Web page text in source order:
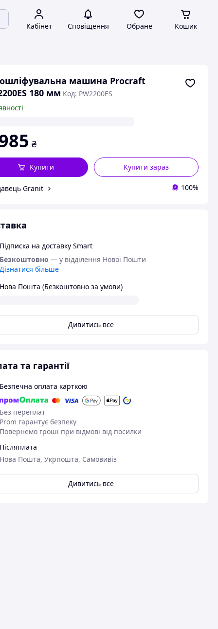
Кабінет Сповіщення Обране Кошик
машина Procraft
180 мм Код: PW2200ES
₴
Купити зараз
Купити
Granit 100%
Підписка на доставку Smart
Безкоштовно — у відділення Нової Пошти
Дізнатися більше
Нова Пошта (Безкоштовно за умови)
Дивитись все
та гарантії
Безпечна оплата карткою
Без переплат
Prom гарантує безпеку
Повернемо гроші при відмові від посилки
Післяплата
Нова Пошта, Укрпошта, Самовивіз
Дивитись все